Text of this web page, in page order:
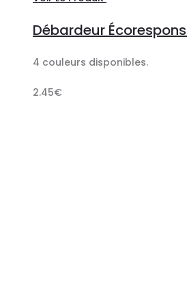
options
Débardeur
4 couleurs disponibles.
2.45€